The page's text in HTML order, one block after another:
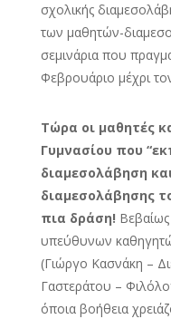
σχολικής
των μαθητών-
σεμινάρια που
Φεβρουάριο μέχρι
Τώρα οι μαθητές
Γυμνασίου που
διαμεσολάβηση
διαμεσολάβησης
πια δράση!
υπεύθυνων
(Γιώργο Κασνάκη –
Γαστεράτου –
όποια βοήθεια